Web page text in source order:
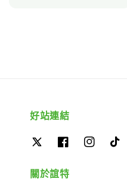
好站連結
關於誼特